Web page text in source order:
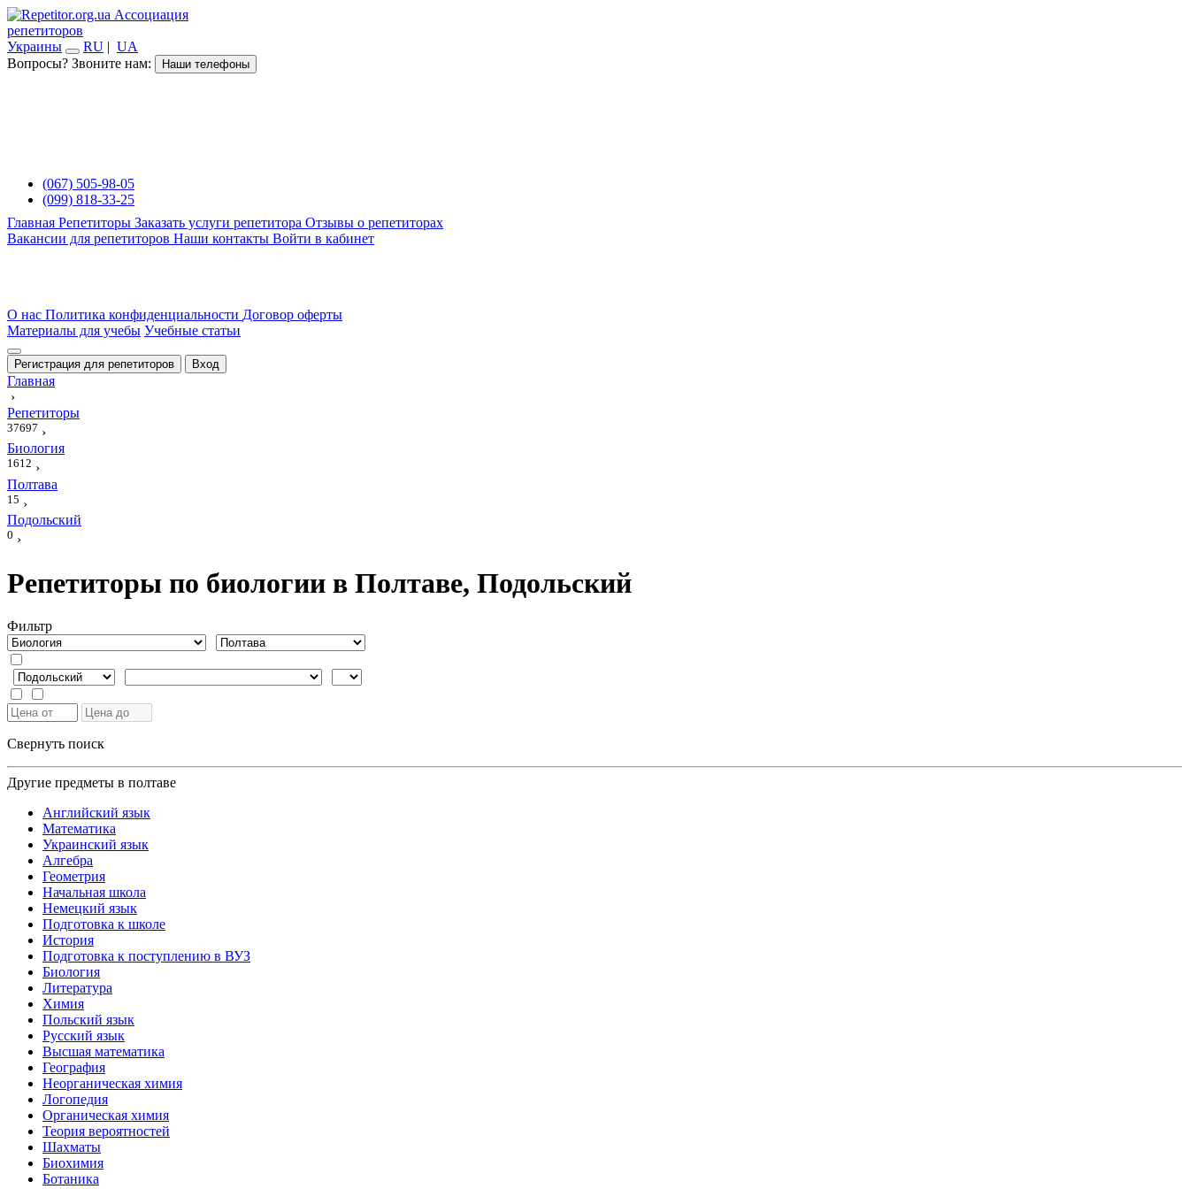
Ассоциация
репетиторов
Украины
RU | UA
Вопросы? Звоните нам:
Наши телефоны
(067) 505-98-05
(099) 818-33-25
Главная Репетиторы Заказать услуги репетитора Отзывы о репетиторах
Вакансии для репетиторов Наши контакты Войти в кабинет
О нас Политика конфиденциальности Договор оферты
Материалы для учебы Учебные статьи
Регистрация для репетиторов Вход
Главная
›
Репетиторы
37697 ›
Биология
1612 ›
Полтава
15 ›
Подольский
0 ›
Репетиторы по биологии в Полтаве, Подольский
Фильтр
Свернуть поиск
Другие предметы в полтаве
Английский язык
Математика
Украинский язык
Алгебра
Геометрия
Начальная школа
Немецкий язык
Подготовка к школе
История
Подготовка к поступлению в ВУЗ
Биология
Литература
Химия
Польский язык
Русский язык
Высшая математика
География
Неорганическая химия
Логопедия
Органическая химия
Теория вероятностей
Шахматы
Биохимия
Ботаника